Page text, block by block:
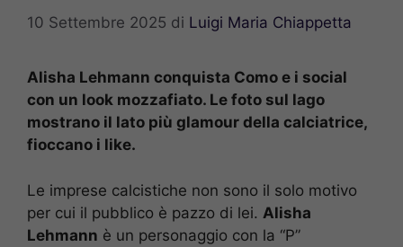
10 Settembre 2025 di Luigi Maria Chiappetta
Alisha Lehmann conquista Como e i social
con un look mozzafiato. Le foto sul lago
mostrano il lato più glamour della calciatrice,
fioccano i like.
Le imprese calcistiche non sono il solo motivo
per cui il pubblico è pazzo di lei. Alisha
Lehmann è un personaggio con la “P”